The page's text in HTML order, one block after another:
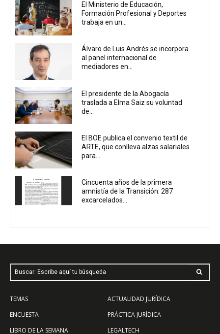
El Ministerio de Educación,
Formación Profesional y Deportes
trabaja en un...
Álvaro de Luis Andrés se incorpora
al panel internacional de
mediadores en...
El presidente de la Abogacía
traslada a Elma Saiz su voluntad
de...
El BOE publica el convenio textil de
ARTE, que conlleva alzas salariales
para...
Cincuenta años de la primera
amnistía de la Transición: 287
excarcelados...
Buscar: Escribe aquí tu búsqueda
TEMAS
ENCUESTA
LIBRO DE LA SEMANA
ACTUALIDAD JURÍDICA
PRÁCTICA JURÍDICA
LEGALTECH